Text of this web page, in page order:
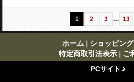
1 2 3 ... 13
ホーム | ショッピン
特定商取引法表示 | ご
PCサイト